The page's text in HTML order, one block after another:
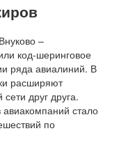
–
код-шеринговое
ряда авиалиний. В
расширяют
друг друга.
стало
по